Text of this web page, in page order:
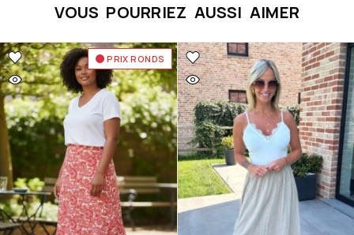
VOUS POURRIEZ AUSSI AIMER
PRIX RONDS